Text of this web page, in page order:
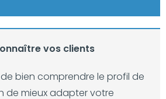
vos clients
bien comprendre le profil de
de mieux adapter votre